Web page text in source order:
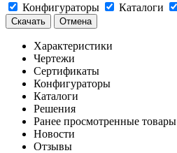
Конфигураторы
Каталоги
Скачать Отмена
Характеристики
Чертежи
Сертификаты
Конфигураторы
Каталоги
Решения
Ранее просмотренные товары
Новости
Отзывы